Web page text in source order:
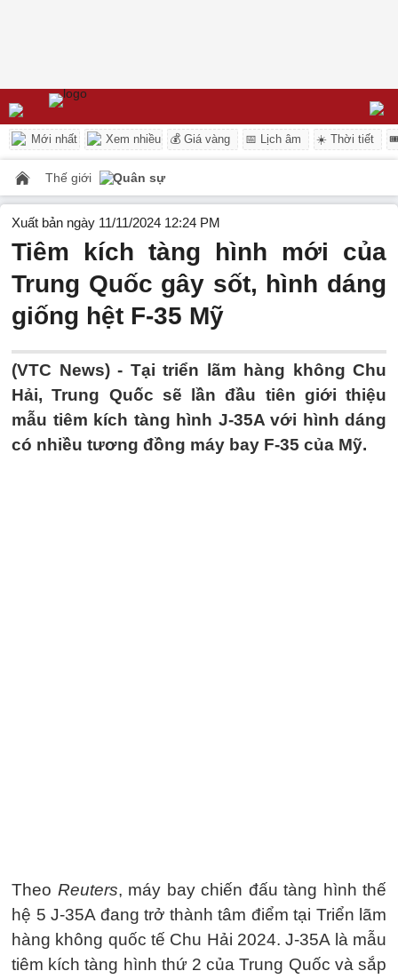
Mới nhất Xem nhiều 💰 Giá vàng 📅 Lịch âm ☀️ Thời tiết
Thế giới Quân sự
Xuất bản ngày 11/11/2024 12:24 PM
Tiêm kích tàng hình mới của
Trung Quốc gây sốt, hình dáng
giống hệt F-35 Mỹ
(VTC News) - Tại triển lãm hàng không Chu
Hải, Trung Quốc sẽ lần đầu tiên giới thiệu
mẫu tiêm kích tàng hình J-35A với hình dáng
có nhiều tương đồng máy bay F-35 của Mỹ.
Theo Reuters, máy bay chiến đấu tàng hình thế
hệ 5 J-35A đang trở thành tâm điểm tại Triển lãm
hàng không quốc tế Chu Hải 2024. J-35A là mẫu
tiêm kích tàng hình thứ 2 của Trung Quốc và sắp